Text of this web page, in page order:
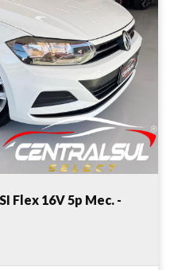
Flex 16V 5p Mec. -